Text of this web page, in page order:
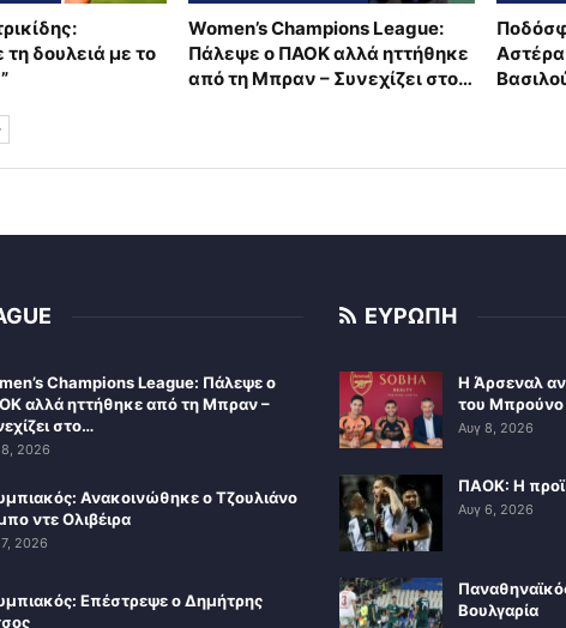
τη δουλειά με το
Women’s Champions League:
Πάλεψε ο ΠΑΟΚ αλλά ηττήθηκε
από τη Μπραν – Συνεχίζει στο…
Αστέρα
Champions League: Πάλεψε ο
αλλά ηττήθηκε από τη Μπραν –
στο…
2026
Ανακοινώθηκε ο Τζουλιάνο
ντε Ολιβέιρα
2026
Επέστρεψε ο Δημήτρης
ΕΥΡΩΠΗ
Η Άρσεναλ
του Μπρούνο
Αυγ 8, 2026
ΠΑΟΚ: Η
Αυγ 6, 2026
Βουλγαρία